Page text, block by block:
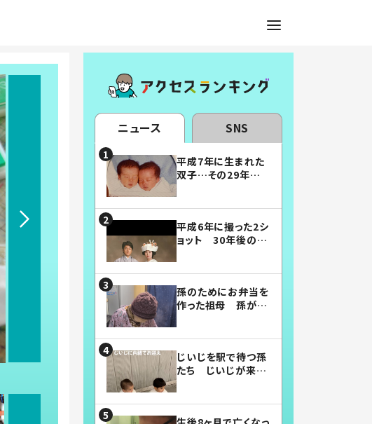
ニュース SNS
平成7年に生まれた
双子…その29年後
平成6年に撮った2シ
ョット 30年後の姿
孫のためにお弁当を
作った祖母 孫が絶
じいじを駅で待つ孫
たち じいじが来た